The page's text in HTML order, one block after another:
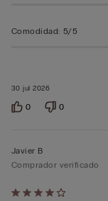
30 jul 2026
Comodidad: 5/5
0 0
Calificación
Javier B
Comprador verificado